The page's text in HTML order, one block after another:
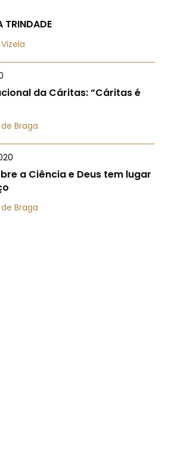
TRINDADE
da Cáritas: “Cáritas é
Braga
a Ciência e Deus tem lugar
Braga